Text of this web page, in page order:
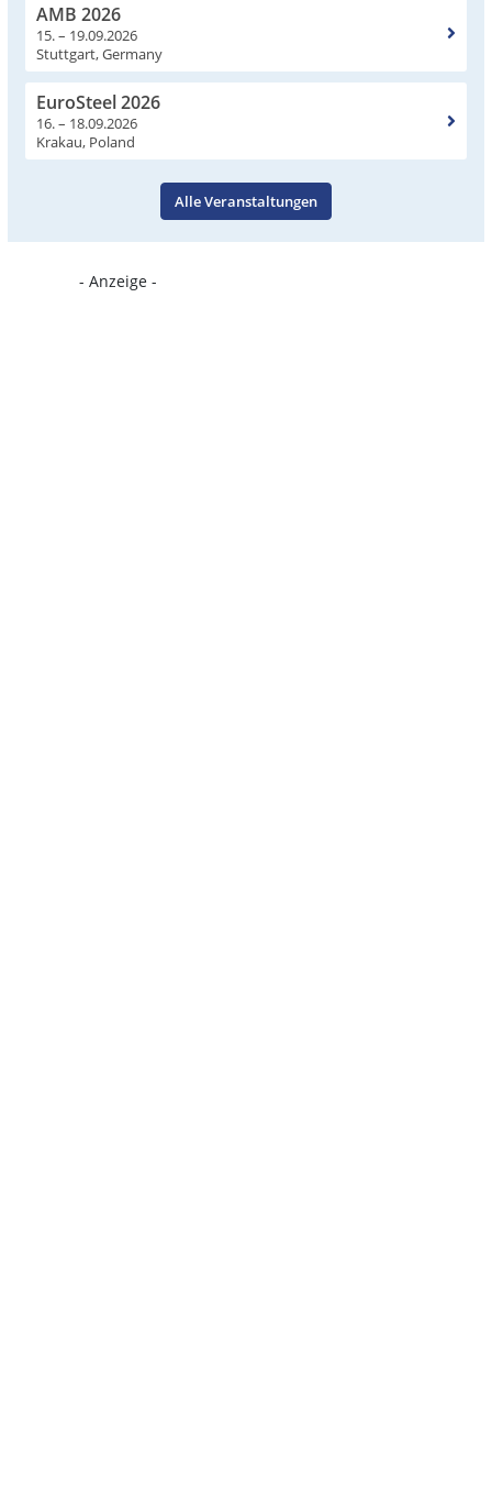
AMB 2026
15. – 19.09.2026
Stuttgart, Germany
EuroSteel 2026
16. – 18.09.2026
Krakau, Poland
Alle Veranstaltungen
- Anzeige -